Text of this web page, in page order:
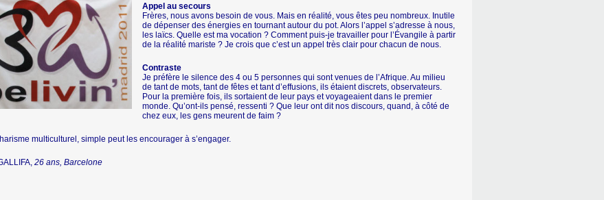
Appel au secours
Frères, nous avons besoin de vous. Mais en réalité, vous êtes peu nombreux. Inutile
de dépenser des énergies en tournant autour du pot. Alors l’appel s’adresse à nous,
les laïcs. Quelle est ma vocation ? Comment puis-je travailler pour l’Évangile à partir
de la réalité mariste ? Je crois que c’est un appel très clair pour chacun de nous.
Contraste
Je préfère le silence des 4 ou 5 personnes qui sont venues de l’Afrique. Au milieu
de tant de mots, tant de fêtes et tant d’effusions, ils étaient discrets, observateurs.
Pour la première fois, ils sortaient de leur pays et voyageaient dans le premier
monde. Qu’ont-ils pensé, ressenti ? Que leur ont dit nos discours, quand, à côté de
chez eux, les gens meurent de faim ?
multiculturel, simple peut les encourager à s’engager.
26 ans, Barcelone